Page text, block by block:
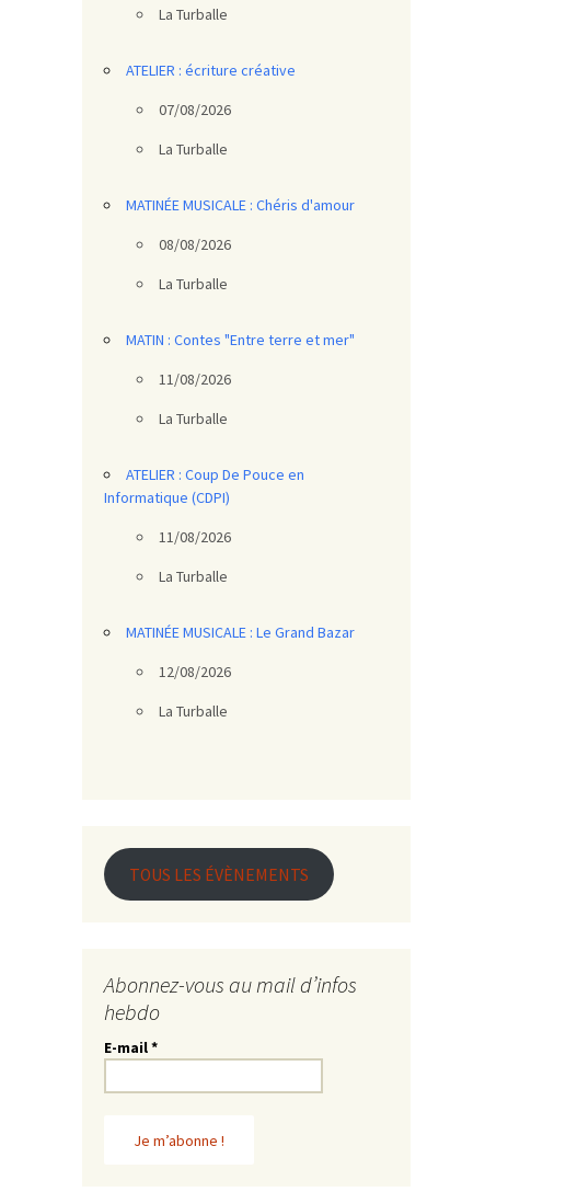
La Turballe
ATELIER : écriture créative
07/08/2026
La Turballe
MATINÉE MUSICALE : Chéris d'amour
08/08/2026
La Turballe
MATIN : Contes "Entre terre et mer"
11/08/2026
La Turballe
ATELIER : Coup De Pouce en
Informatique (CDPI)
11/08/2026
La Turballe
MATINÉE MUSICALE : Le Grand Bazar
12/08/2026
La Turballe
TOUS LES ÉVÈNEMENTS
Abonnez-vous au mail d’infos
hebdo
E-mail*